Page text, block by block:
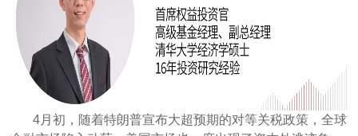
4月初，随着特朗普宣布大超预期的对等关税政策，全球